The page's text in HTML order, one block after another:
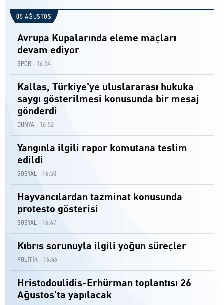
05 AĞUSTOS
Avrupa Kupalarında eleme maçları
devam ediyor
SPOR - 16:54
Kallas, Türkiye'ye uluslararası hukuka
saygı gösterilmesi konusunda bir mesaj
gönderdi
DÜNYA - 16:52
Yangınla ilgili rapor komutana teslim
edildi
SOSYAL - 16:50
Hayvancılardan tazminat konusunda
protesto gösterisi
SOSYAL - 16:47
Kıbrıs sorunuyla ilgili yoğun süreçler
POLİTİK - 16:46
Hristodoulidis-Erhürman toplantısı 26
Ağustos'ta yapılacak